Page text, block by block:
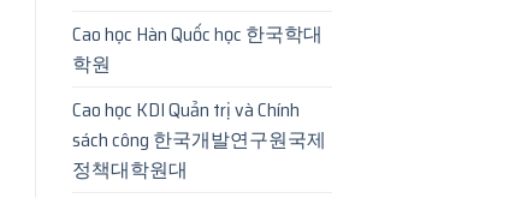
Cao học Hàn Quốc học 한국학대
학원
Cao học KDI Quản trị và Chính
sách công 한국개발연구원국제
정책대학원대